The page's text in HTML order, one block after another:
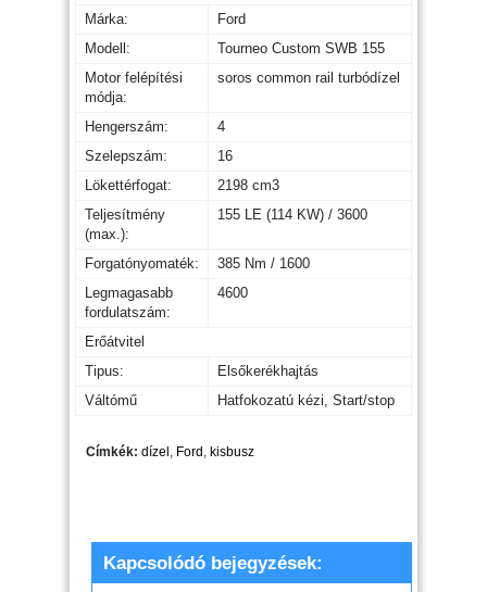
Márka:
Ford
Modell:
Tourneo Custom SWB 155
Motor felépítési
módja:
soros common rail turbódízel
Hengerszám:
4
Szelepszám:
16
Lökettérfogat:
2198 cm3
Teljesítmény
(max.):
155 LE (114 KW) / 3600
Forgatónyomaték:
385 Nm / 1600
Legmagasabb
fordulatszám:
4600
Erőátvitel
Tipus:
Elsőkerékhajtás
Váltómű
Hatfokozatú kézi, Start/stop
Címkék: dízel , Ford , kisbusz
Kapcsolódó bejegyzések: